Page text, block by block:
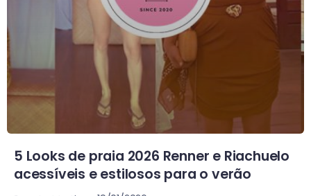
5 Looks de praia 2026 Renner e Riachuelo
acessíveis e estilosos para o verão